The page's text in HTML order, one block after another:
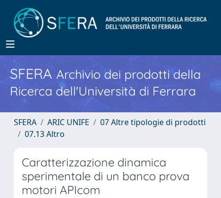
SFERA Archivio dei prodotti della
Ricerca dell'Università di Ferrara
SFERA ARIC UNIFE
07 Altre tipologie di prodotti
07.13 Altro
Caratterizzazione dinamica
sperimentale di un banco prova
motori APIcom